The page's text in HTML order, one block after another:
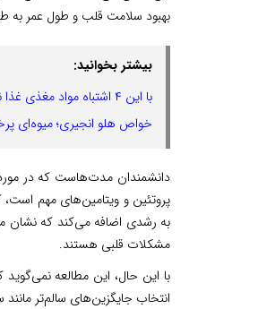
بهبود سلامت قلب و طول عمر به
بیشتر بخوانید:
با این ۴ اشتباه مواد مغذی غذا نابود می‌شود
خواص هلو انجیری؛ میوه‌ای
دانشمندان مدت‌هاست که در
پروتئین و ویتامین‌های مهم
به رشدی اضافه می‌کند که نشان
مشکلات قلبی هستند.
با این حال، این مطالعه
انتخاب جایگزین‌های سالم‌تر